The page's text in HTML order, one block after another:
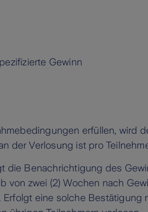
Gewinn
erfüllen, wird
der Verlosung ist pro
die Benachrichtigung des
von zwei (2) Wochen nach
eine solche Bestätigung